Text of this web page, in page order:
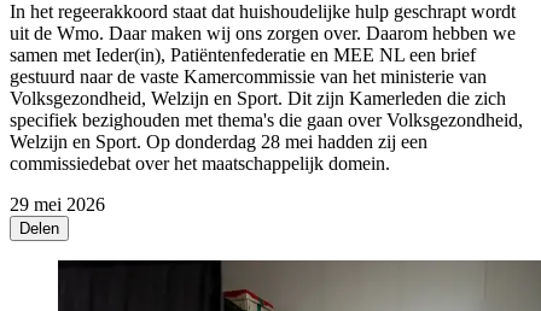
In het regeerakkoord staat dat huishoudelijke hulp geschrapt wordt
uit de Wmo. Daar maken wij ons zorgen over. Daarom hebben we
samen met Ieder(in), Patiëntenfederatie en MEE NL een brief
gestuurd naar de vaste Kamercommissie van het ministerie van
Volksgezondheid, Welzijn en Sport. Dit zijn Kamerleden die zich
specifiek bezighouden met thema's die gaan over Volksgezondheid,
Welzijn en Sport. Op donderdag 28 mei hadden zij een
commissiedebat over het maatschappelijk domein.
29 mei 2026
Delen